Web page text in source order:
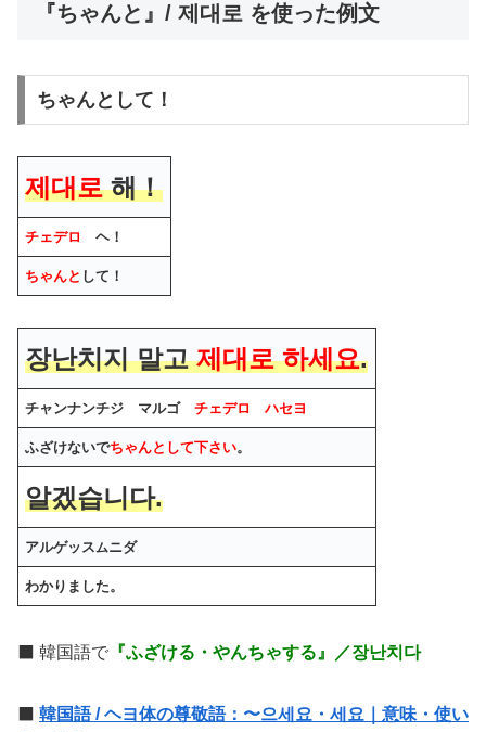
『ちゃんと』/ 제대로 を使った例文
ちゃんとして！
제대로해！
チェデロ ヘ！
ちゃんと して！
장난치지 말고제대로 하세요.
チャンナンチジ マルゴチェデロ ハセヨ
ふざけないでちゃんとして下さい。
알겠습니다.
アルゲッスムニダ
わかりました。
⬛️ 韓国語で 『ふざける・やんちゃする』／장난치다
韓国語 / ヘヨ体の尊敬語：〜으세요・세요｜意味・使い